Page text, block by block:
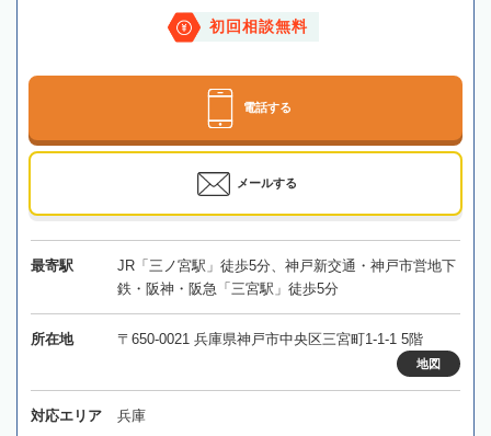
初回相談無料
電話する
メールする
最寄駅
JR「三ノ宮駅」徒歩5分、神戸新交通・神戸市営地下
鉄・阪神・阪急「三宮駅」徒歩5分
所在地 〒650-0021 兵庫県神戸市中央区三宮町1-1-1 5階
地図
対応エリア 兵庫